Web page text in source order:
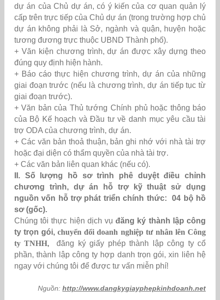
dự án của Chủ dự án, có ý kiến của cơ quan quản lý
cấp trên trực tiếp của Chủ dự án (trong trường hợp chủ
dự án không phải là Sở, ngành và quận, huyện hoặc
tương đương trực thuộc UBND Thành phố).
+ Văn kiện chương trình, dự án được xây dựng theo
đúng quy định hiện hành.
+ Báo cáo thực hiện chương trình, dự án của những
giai đoạn trước (nếu là chương trình, dự án tiếp tục từ
giai đoạn trước).
+ Văn bản của Thủ tướng Chính phủ hoặc thông báo
của Bộ Kế hoạch và Đầu tư về danh mục yêu cầu tài
trợ ODA của chương trình, dự án.
+ Các văn bản thoả thuận, bản ghi nhớ với nhà tài trợ
hoặc đại diện có thẩm quyền của nhà tài trợ.
+ Các văn bản liên quan khác (nếu có).
II. Số lượng hồ sơ trình phê duyệt điều chỉnh
chương trình, dự án hỗ trợ kỹ thuật sử dụng
nguồn vốn hỗ trợ phát triển chính thức: 04 bộ hồ
sơ (gốc).
Chúng tôi thực hiện dịch vụ đăng ký thành lập công
ty trọn gói, chuyển đổi doanh nghiệp tư nhân lên Công
ty TNHH, đăng ký giấy phépthành lập công ty cổ
phần, thành lập công ty hợp danh trọn gói, xin liên hệ
ngay với chúng tôi để được tư vấn miễn phí!
Nguồn:http://www.dangkygiayphepkinhdoanh.net